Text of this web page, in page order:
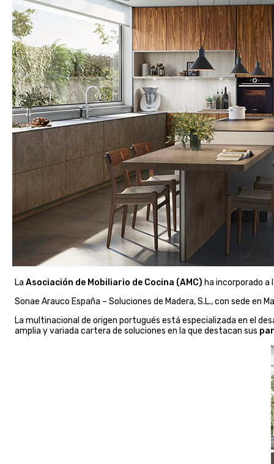
La Asociación de Mobiliario de Cocina (AMC) ha incorporado a
Sonae Arauco España – Soluciones de Madera, S.L., con sede en
La multinacional de origen portugués está especializada en el
amplia y variada cartera de soluciones en la que destacan sus